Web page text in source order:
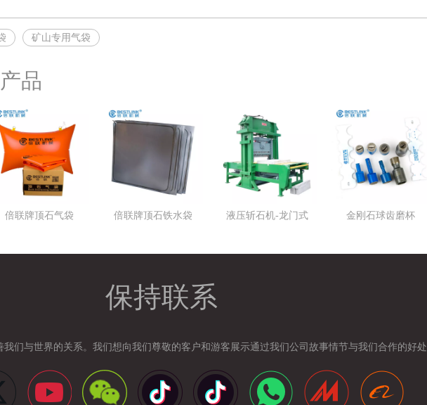
矿山专用气袋
品
倍联牌顶石气袋 倍联牌顶石铁水袋 液压斩石机-龙门式 金刚石球齿磨杯
保持联系
我们与世界的关系。我们想向我们尊敬的客户和游客展示通过我们公司故事情节与我们合作的好处